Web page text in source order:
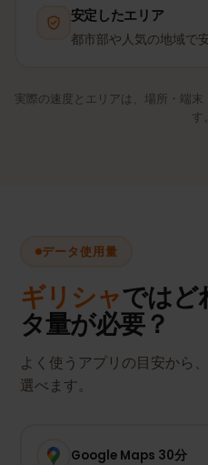
安定したエリア
都市部や人気の地域で
実際の速度とエリアは、場所・端
す。
データ使用量
ギリシャではど
タ量が必要？
よく使うアプリの目安から
選べます。
Google Maps 30分